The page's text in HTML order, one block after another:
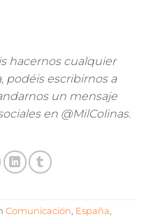
hacernos cualquier
podéis escribirnos a
un mensaje
en @MilColinas.
Comunicación, España,